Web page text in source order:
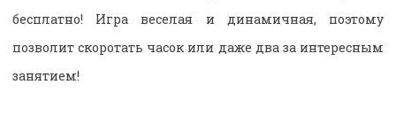
бесплатно! Игра веселая и динамичная, поэтому
позволит скоротать часок или даже два за интересным
занятием!